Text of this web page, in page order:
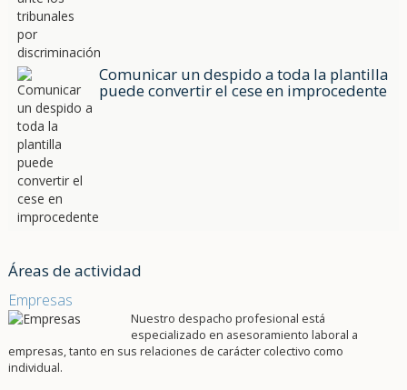
Comunicar un despido a toda la plantilla
puede convertir el cese en improcedente
Áreas de actividad
Empresas
Nuestro despacho profesional está
especializado en asesoramiento laboral a
empresas, tanto en sus relaciones de carácter colectivo como
individual.